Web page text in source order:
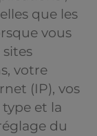
que les
vous
votre
(IP), vos
et la
du